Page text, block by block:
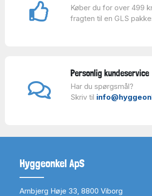
Køber du for over 499
fragten til en GLS
Personlig kundeservice
Har du spørgsmål?
Skriv til
Hyggeonkel ApS
Arnbjerg Høje 33, 8800 Viborg